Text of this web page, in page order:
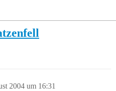
2004 um 16:31